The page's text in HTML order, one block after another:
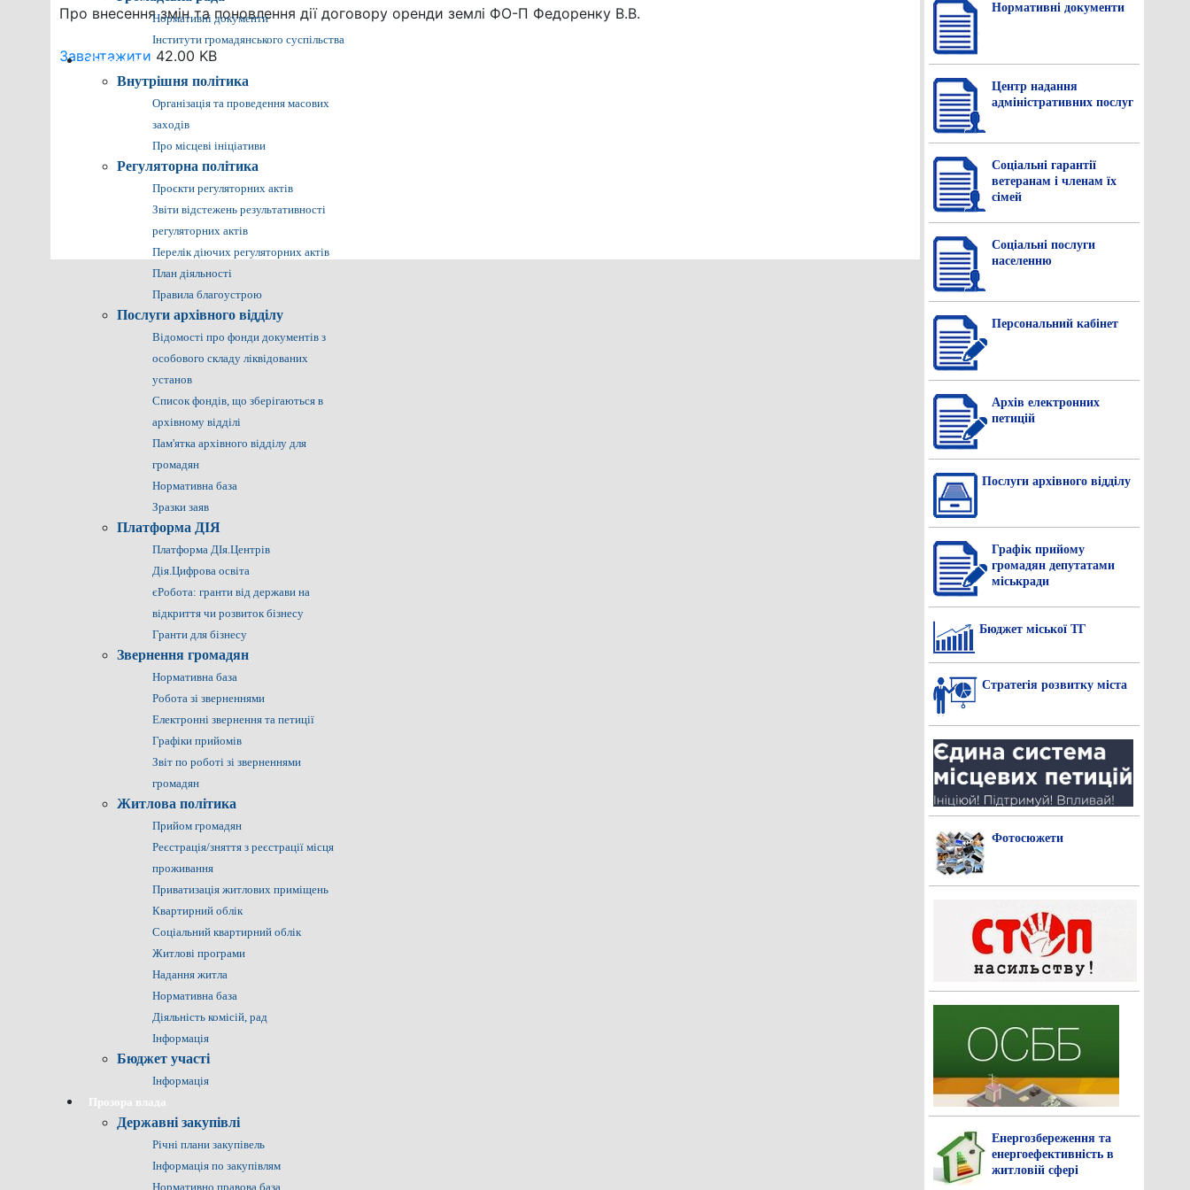
Нормативні документи
Інститути громадянського суспільства
Громадянам
Внутрішня політика
Організація та проведення масових
заходів
Про місцеві ініціативи
Регуляторна політика
Проєкти регуляторних актів
Звіти відстежень результативності
регуляторних актів
Перелік діючих регуляторних актів
План діяльності
Правила благоустрою
Послуги архівного відділу
Відомості про фонди документів з
особового складу ліквідованих
установ
Список фондів, що зберігаються в
архівному відділі
Пам'ятка архівного відділу для
громадян
Нормативна база
Зразки заяв
Платформа ДІЯ
Платформа ДІя.Центрів
Дія.Цифрова освіта
єРобота: гранти від держави на
відкриття чи розвиток бізнесу
Гранти для бізнесу
Звернення громадян
Нормативна база
Робота зі зверненнями
Електронні звернення та петиції
Графіки прийомів
Звіт по роботі зі зверненнями
громадян
Житлова політика
Прийом громадян
Реєстрація/зняття з реєстрації місця
проживання
Приватизація житлових приміщень
Квартирний облік
Соціальний квартирний облік
Житлові програми
Надання житла
Нормативна база
Діяльність комісій, рад
Інформація
Бюджет участі
Інформація
Прозора влада
Державні закупівлі
Річні плани закупівель
Інформація по закупівлям
Нормативно правова база
Про внесення змін та поновлення дії договору оренди землі ФО-П Федоренку В.В.
Завантажити 42.00 KB
Нормативнi документи
Центр надання
адміністративних послуг
Соціальні гарантії
ветеранам і членам їх
сімей
Соціальні послуги
населенню
Персональний кабінет
Архів електронних
петицій
Послуги архівного відділу
Графік прийому
громадян депутатами
міськради
Бюджет міської ТГ
Стратегія розвитку міста
Фотосюжети
Енергозбереження та
енергоефективність в
житловій сфері